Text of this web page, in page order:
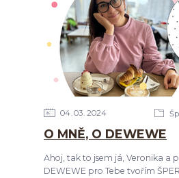
04 03 2024
O MNĚ, O DEWEWE
Ahoj, tak to jsem já, Veronika a
DEWEWE pro Tebe tvořím